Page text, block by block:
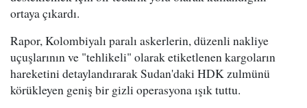
ortaya çıkardı.
Rapor, Kolombiyalı paralı askerlerin, düzenli nakliye
uçuşlarının ve "tehlikeli" olarak etiketlenen kargoların
hareketini detaylandırarak Sudan'daki HDK zulmünü
körükleyen geniş bir gizli operasyona ışık tuttu.